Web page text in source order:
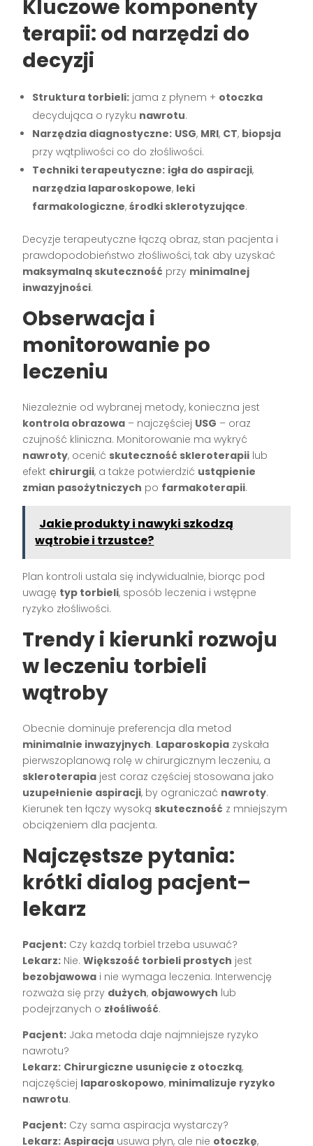
Kluczowe komponenty
terapii: od narzędzi do
decyzji
Struktura torbieli: jama z płynem + otoczka
decydująca o ryzyku nawrotu.
Narzędzia diagnostyczne: USG, MRI, CT, biopsja
przy wątpliwości co do złośliwości.
Techniki terapeutyczne: igła do aspiracji,
narzędzia laparoskopowe, leki
farmakologiczne,środki sklerotyzujące.
Decyzje terapeutyczne łączą obraz, stan pacjenta i
prawdopodobieństwo złośliwości, tak aby uzyskać
maksymalną skuteczność przy minimalnej
inwazyjności.
Obserwacja i
monitorowanie po
leczeniu
Niezależnie od wybranej metody, konieczna jest
kontrola obrazowa – najczęściej USG – oraz
czujność kliniczna. Monitorowanie ma wykryć
nawroty, ocenić skuteczność skleroterapii lub
efekt chirurgii, a także potwierdzić ustąpienie
zmian pasożytniczych po farmakoterapii.
Jakie produkty i nawyki szkodzą
wątrobie i trzustce?
Plan kontroli ustala się indywidualnie, biorąc pod
uwagę typ torbieli, sposób leczenia i wstępne
ryzyko złośliwości.
Trendy i kierunki rozwoju
w leczeniu torbieli
wątroby
Obecnie dominuje preferencja dla metod
minimalnie inwazyjnych. Laparoskopia zyskała
pierwszoplanową rolę w chirurgicznym leczeniu, a
skleroterapia jest coraz częściej stosowana jako
uzupełnienie aspiracji, by ograniczać nawroty.
Kierunek ten łączy wysoką skuteczność z mniejszym
obciążeniem dla pacjenta.
Najczęstsze pytania:
krótki dialog pacjent–
lekarz
Pacjent: Czy każdą torbiel trzeba usuwać?
Lekarz: Nie.Większość torbieli prostych jest
bezobjawowa i nie wymaga leczenia. Interwencję
rozważa się przy dużych, objawowych lub
podejrzanych o złośliwość.
Pacjent: Jaka metoda daje najmniejsze ryzyko
nawrotu?
Lekarz: Chirurgiczne usunięcie z otoczką,
najczęściej laparoskopowo, minimalizuje ryzyko
nawrotu.
Pacjent: Czy sama aspiracja wystarczy?
Lekarz: Aspiracja usuwa płyn, ale nie otoczkę,